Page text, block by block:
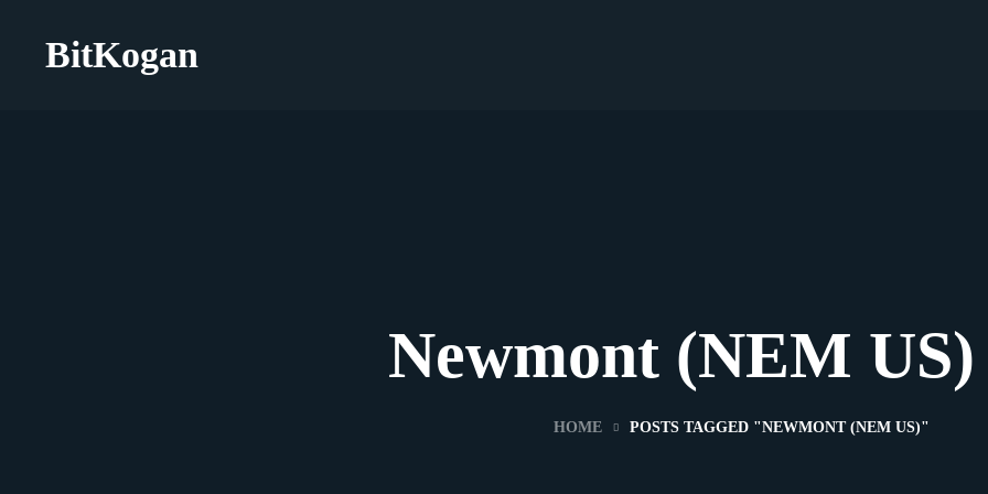
BitKogan
Newmont (NEM US)
HOME POSTS TAGGED "NEWMONT (NEM US)"